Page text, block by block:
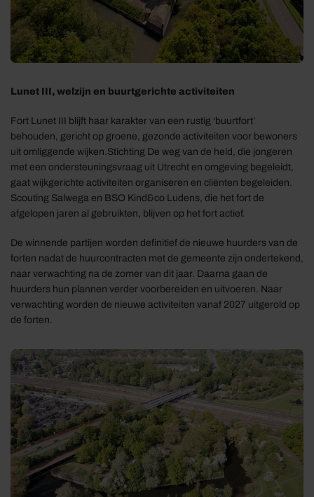
Lunet III, welzijn en buurtgerichte activiteiten
Fort Lunet III blijft haar karakter van een rustig ‘buurtfort’
behouden, gericht op groene, gezonde activiteiten voor bewoners
uit omliggende wijken.Stichting De weg van de held, die jongeren
met een ondersteuningsvraag uit Utrecht en omgeving begeleidt,
gaat wijkgerichte activiteiten organiseren en cliënten begeleiden.
Scouting Salwega en BSO Kind&co Ludens, die het fort de
afgelopen jaren al gebruikten, blijven op het fort actief.
De winnende partijen worden definitief de nieuwe huurders van de
forten nadat de huurcontracten met de gemeente zijn ondertekend,
naar verwachting na de zomer van dit jaar. Daarna gaan de
huurders hun plannen verder voorbereiden en uitvoeren. Naar
verwachting worden de nieuwe activiteiten vanaf 2027 uitgerold op
de forten.